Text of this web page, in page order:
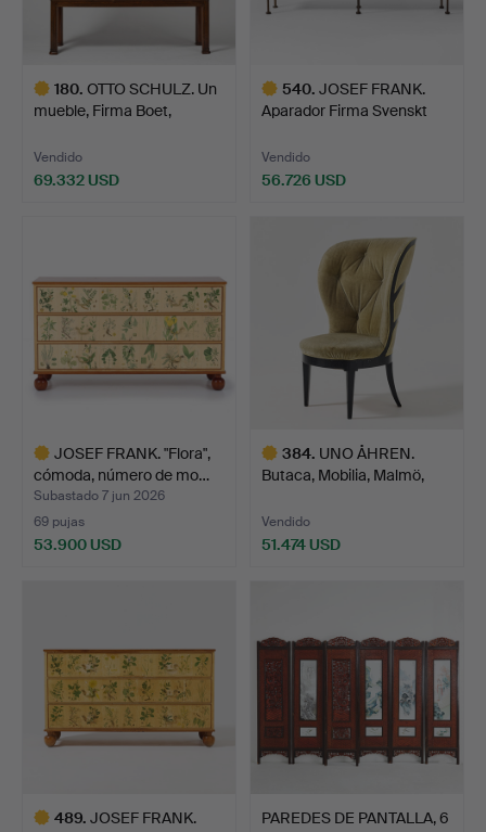
180. OTTO SCHULZ. Un
mueble, Firma Boet,
Vendido
69.332 USD
540. JOSEF FRANK.
Aparador Firma Svenskt
Vendido
56.726 USD
JOSEF FRANK. "Flora",
cómoda, número de mo…
Subastado 7 jun 2026
69 pujas
53.900 USD
384. UNO ÅHREN.
Butaca, Mobilia, Malmö,
Vendido
51.474 USD
489. JOSEF FRANK.
PAREDES DE PANTALLA, 6